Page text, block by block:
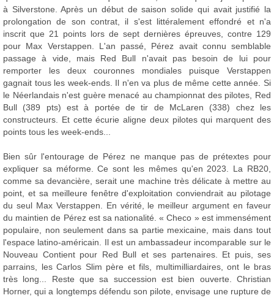
à Silverstone. Après un début de saison solide qui avait justifié la
prolongation de son contrat, il s'est littéralement effondré et n'a
inscrit que 21 points lors de sept dernières épreuves, contre 129
pour Max Verstappen. L'an passé, Pérez avait connu semblable
passage à vide, mais Red Bull n'avait pas besoin de lui pour
remporter les deux couronnes mondiales puisque Verstappen
gagnait tous les week-ends. Il n'en va plus de même cette année. Si
le Néerlandais n'est guère menacé au championnat des pilotes, Red
Bull (389 pts) est à portée de tir de McLaren (338) chez les
constructeurs. Et cette écurie aligne deux pilotes qui marquent des
points tous les week-ends...
Bien sûr l'entourage de Pérez ne manque pas de prétextes pour
expliquer sa méforme. Ce sont les mêmes qu'en 2023. La RB20,
comme sa devancière, serait une machine très délicate à mettre au
point, et sa meilleure fenêtre d'exploitation conviendrait au pilotage
du seul Max Verstappen. En vérité, le meilleur argument en faveur
du maintien de Pérez est sa nationalité. « Checo » est immensément
populaire, non seulement dans sa partie mexicaine, mais dans tout
l'espace latino-américain. Il est un ambassadeur incomparable sur le
Nouveau Contient pour Red Bull et ses partenaires. Et puis, ses
parrains, les Carlos Slim père et fils, multimilliardaires, ont le bras
très long... Reste que sa succession est bien ouverte. Christian
Horner, qui a longtemps défendu son pilote, envisage une rupture de